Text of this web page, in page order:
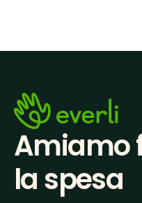
Amiamo
la spesa